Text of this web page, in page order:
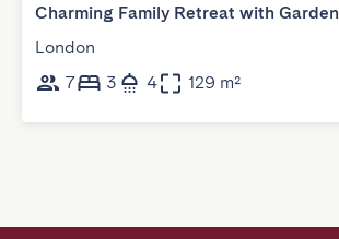
Charming Family Retreat with Garden
London
7
3 4 129 m²